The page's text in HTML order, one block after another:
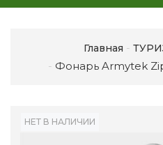
Главная
Фонарь Armytek
НЕТ В НАЛИЧИИ